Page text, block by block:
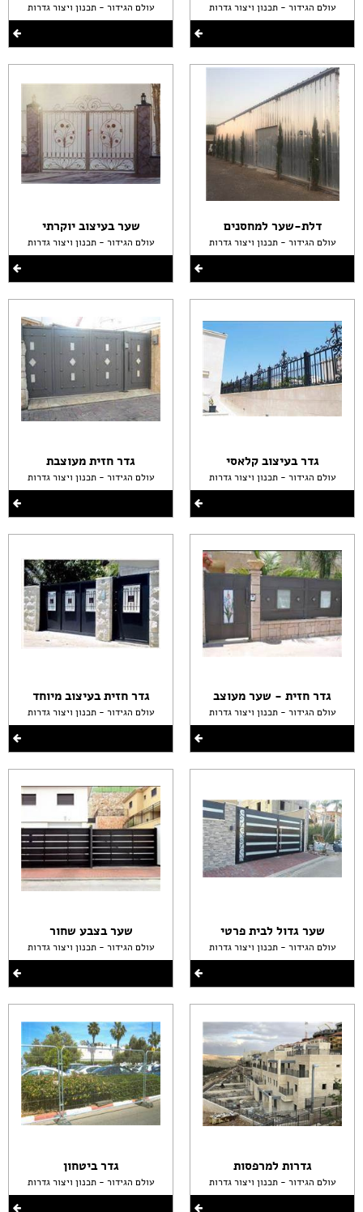
עולם הגידור - תכנון ויצור גדרות
דלת-שער למחסנים
עולם הגידור - תכנון ויצור גדרות
גדר בעיצוב קלאסי
עולם הגידור - תכנון ויצור גדרות
גדר חזית - שער מעוצב
עולם הגידור - תכנון ויצור גדרות
שער גדול לבית פרטי
עולם הגידור - תכנון ויצור גדרות
גדרות למרפסות
עולם הגידור - תכנון ויצור גדרות
עולם הגידור - תכנון ויצור גדרות
שער בעיצוב יוקרתי
עולם הגידור - תכנון ויצור גדרות
גדר חזית מעוצבת
עולם הגידור - תכנון ויצור גדרות
גדר חזית בעיצוב מיוחד
עולם הגידור - תכנון ויצור גדרות
שער בצבע שחור
עולם הגידור - תכנון ויצור גדרות
גדר ביטחון
עולם הגידור - תכנון ויצור גדרות